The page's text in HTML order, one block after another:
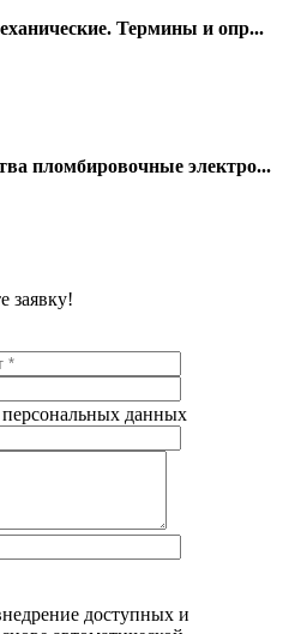
Термины и опр...
пломбировочные электро...
заявку!
персональных данных
доступных и